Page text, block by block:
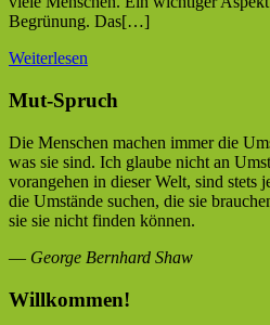
Begrünung. Das[…]
Weiterlesen
Mut-Spruch
Die Menschen machen immer die
was sie sind. Ich glaube nicht an
vorangehen in dieser Welt, sind stets
die Umstände suchen, die sie
sie sie nicht finden können.
— George Bernhard Shaw
Willkommen!